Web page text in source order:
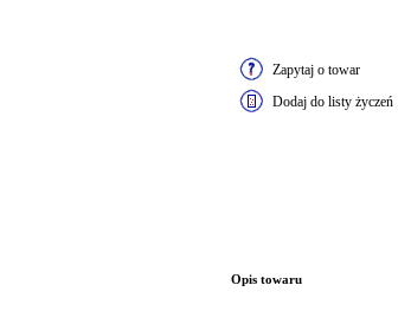
Zapytaj o towar
Dodaj do listy życzeń
Opis towaru